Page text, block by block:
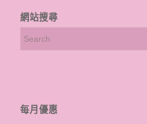
網站搜尋
每月優惠